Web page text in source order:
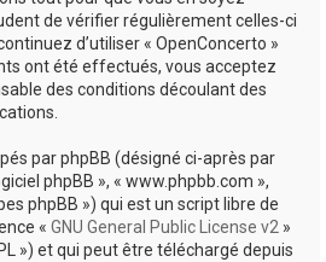
de vérifier régulièrement celles-ci
d’utiliser « OpenConcerto »
ont été effectués, vous acceptez
des conditions découlant des
par phpBB (désigné ci-après par
phpBB », « www.phpbb.com »,
phpBB ») qui est un script libre de
« GNU General Public License v2 »
») et qui peut être téléchargé depuis